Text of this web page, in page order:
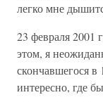
легко мне
23 февраля 2001
этом, я
скончавшегося
интересно, где